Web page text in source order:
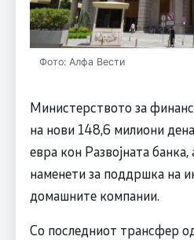
Фото: Алфа Вести
Министерството за
на нови 148,6 милиони
евра кон Развојната банка,
наменети за поддршка на
домашните компании.
Со последниот трансфер